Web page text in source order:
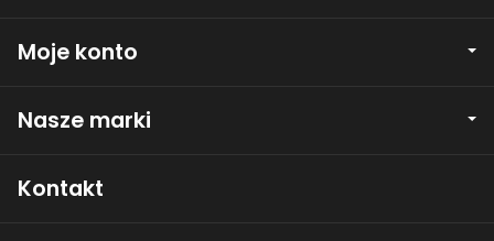
Moje konto
Nasze marki
Kontakt